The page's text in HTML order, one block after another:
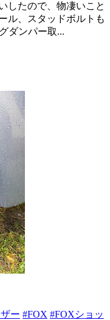
したので、物凄いこと
ル、スタッドボルトも
ダンパー取...
ー #FOX #FOXショッ